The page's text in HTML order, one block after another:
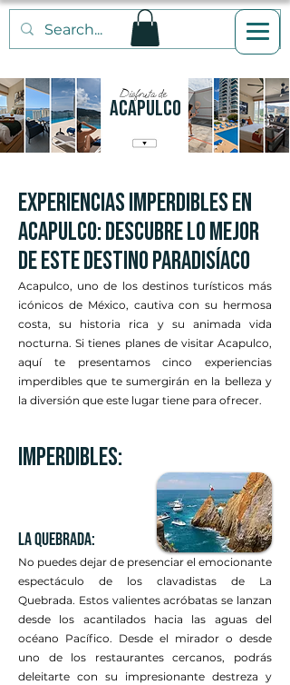
acapulco
Disfruta de
Experiencias Imperdibles en
Acapulco: Descubre lo Mejor
de Este Destino Paradisíaco
Acapulco, uno de los destinos turísticos más
icónicos de México, cautiva con su hermosa
costa, su historia rica y su animada vida
nocturna. Si tienes planes de visitar Acapulco,
aquí te presentamos cinco experiencias
imperdibles que te sumergirán en la belleza y
la diversión que este lugar tiene para ofrecer.
imperdibles:
La quebrada:
No puedes dejar de presenciar el emocionante
espectáculo de los clavadistas de La
Quebrada. Estos valientes acróbatas se lanzan
desde los acantilados hacia las aguas del
océano Pacífico. Desde el mirador o desde
uno de los restaurantes cercanos, podrás
deleitarte con su impresionante destreza y